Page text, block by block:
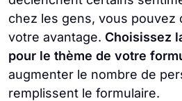
chez les gens, vous pouvez
votre avantage. Choisissez
pour le thème de votre
augmenter le nombre de
remplissent le formulaire.